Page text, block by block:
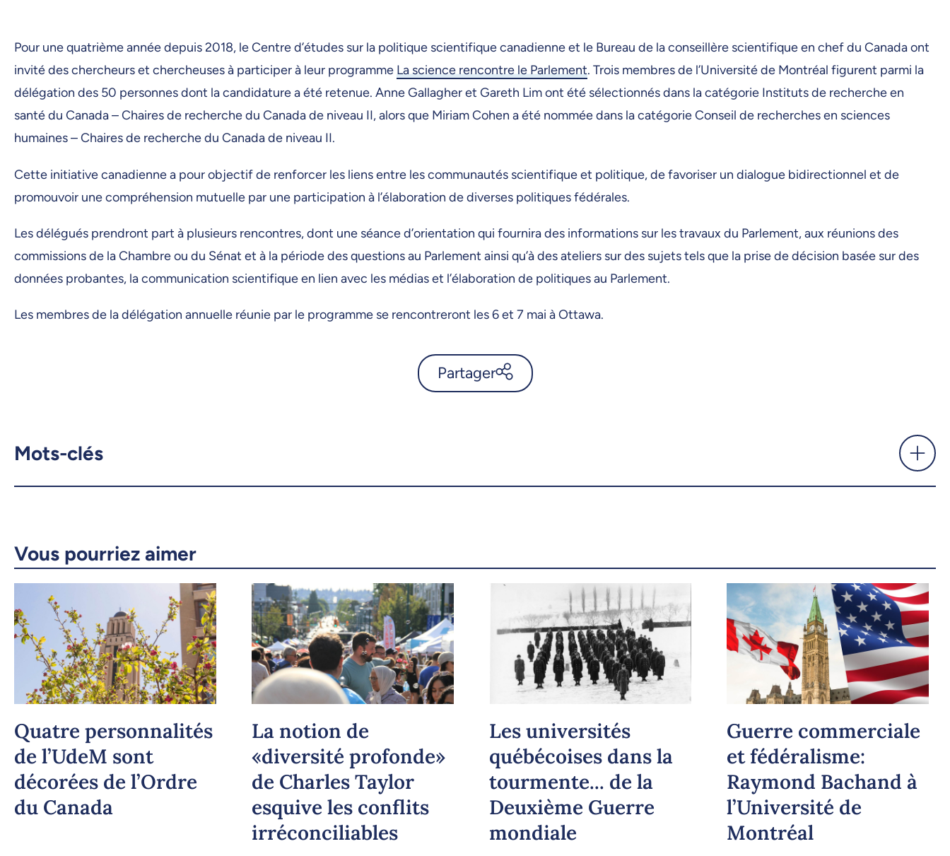
Pour une quatrième année depuis 2018, le Centre d’études sur la politique scientifique canadienne et le Bureau de la conseillère scientifique en chef du Canada ont
invité des chercheurs et chercheuses à participer à leur programme La science rencontre le Parlement. Trois membres de l’Université de Montréal figurent parmi la
délégation des 50 personnes dont la candidature a été retenue. Anne Gallagher et Gareth Lim ont été sélectionnés dans la catégorie Instituts de recherche en
santé du Canada – Chaires de recherche du Canada de niveau II, alors que Miriam Cohen a été nommée dans la catégorie Conseil de recherches en sciences
humaines – Chaires de recherche du Canada de niveau II.
Cette initiative canadienne a pour objectif de renforcer les liens entre les communautés scientifique et politique, de favoriser un dialogue bidirectionnel et de
promouvoir une compréhension mutuelle par une participation à l’élaboration de diverses politiques fédérales.
Les délégués prendront part à plusieurs rencontres, dont une séance d’orientation qui fournira des informations sur les travaux du Parlement, aux réunions des
commissions de la Chambre ou du Sénat et à la période des questions au Parlement ainsi qu’à des ateliers sur des sujets tels que la prise de décision basée sur des
données probantes, la communication scientifique en lien avec les médias et l’élaboration de politiques au Parlement.
Les membres de la délégation annuelle réunie par le programme se rencontreront les 6 et 7 mai à Ottawa.
Partager
X.com Facebook
Mots-clés
Vous pourriez aimer
Quatre personnalités
de l’UdeM sont
décorées de l’Ordre
du Canada
La notion de
«diversité profonde»
de Charles Taylor
esquive les conflits
irréconciliables
Les universités
québécoises dans la
tourmente... de la
Deuxième Guerre
mondiale
Guerre commerciale
et fédéralisme:
Raymond Bachand à
l’Université de
Montréal